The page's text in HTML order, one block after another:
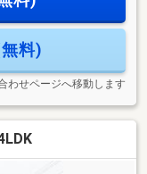
料)
わせページへ移動します